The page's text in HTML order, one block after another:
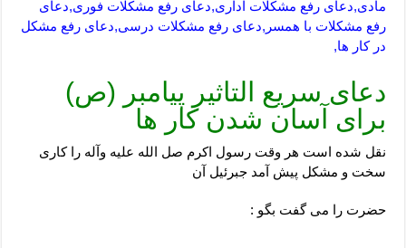
مادی,دعای رفع مشکلات اداری,دعای رفع مشکلات فوری,دعای
رفع مشکلات با همسر,دعای رفع مشکلات درسی,دعای رفع مشکل
در کار ها,
دعای سریع التاثیر پیامبر (ص)
برای آسان شدن کار ها
نقل شده است هر وقت رسول اکرم صل الله علیه وآله را کاری
سخت و مشکل پیش آمد جبرئیل آن
حضرت را می گفت بگو :